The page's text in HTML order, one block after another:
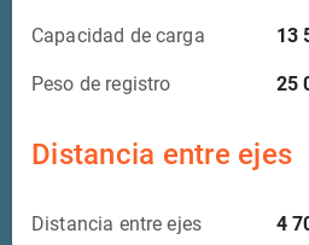
Capacidad de carga 13
Peso de registro 25
Distancia entre ejes
Distancia entre ejes 4